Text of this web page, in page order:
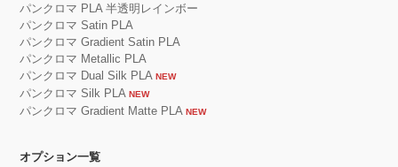
パンクロマ PLA 半透明レインボー
パンクロマ Satin PLA
パンクロマ Gradient Satin PLA
パンクロマ Metallic PLA
パンクロマ Dual Silk PLA NEW
パンクロマ Silk PLA NEW
パンクロマ Gradient Matte PLA NEW
オプション一覧